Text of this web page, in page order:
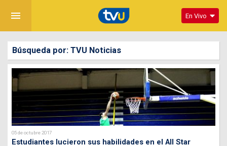
menu En Vivo
Búsqueda por: TVU Noticias
05 de octubre 2017
Estudiantes lucieron sus habilidades en el All Star